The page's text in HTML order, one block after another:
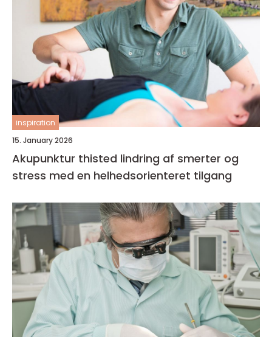
inspiration
15. January 2026
Akupunktur thisted lindring af smerter og
stress med en helhedsorienteret tilgang